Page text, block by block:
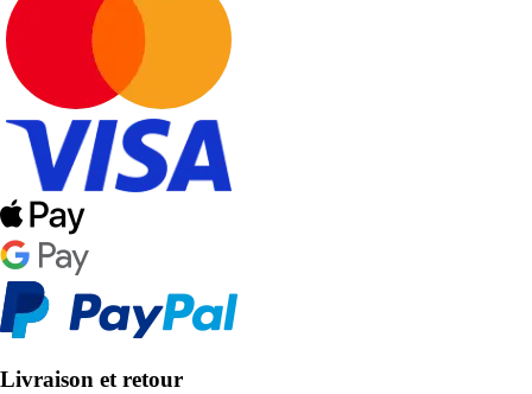
Livraison et retour